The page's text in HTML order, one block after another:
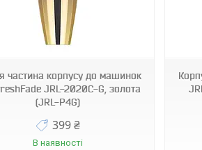
частина корпусу до машинок
JRL-2020C-G, золота
(JRL-P4G)
399 ₴
В наявності